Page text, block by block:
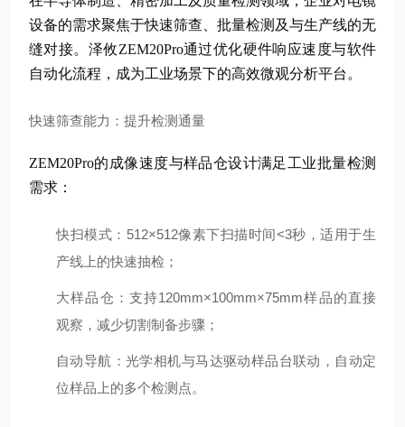
设备的需求聚焦于快速筛查、批量检测及与生产线的无
缝对接。泽攸ZEM20Pro通过优化硬件响应速度与软件
自动化流程，成为工业场景下的高效微观分析平台。
快速筛查能力：提升检测通量
ZEM20Pro的成像速度与样品仓设计满足工业批量检测
需求：
快扫模式 ：512×512像素下扫描时间<3秒，适用于生
产线上的快速抽检；
大样品仓 ：支持120mm×100mm×75mm样品的直接
观察，减少切割制备步骤；
自动导航 ：光学相机与马达驱动样品台联动，自动定
位样品上的多个检测点。